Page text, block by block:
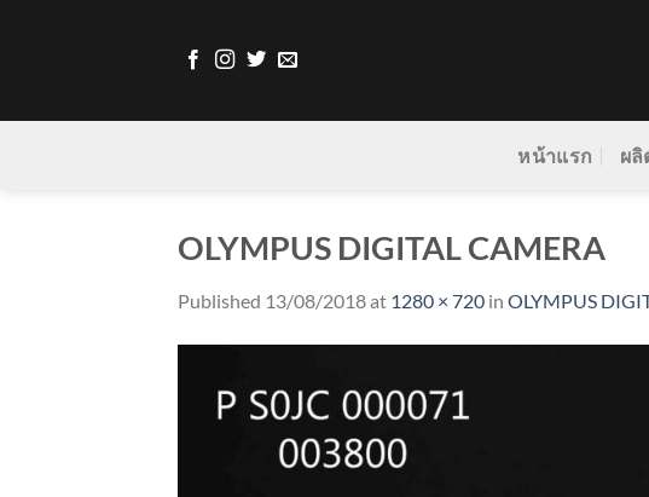
หน้าแรก ผ
OLYMPUS DIGITAL CAMERA
Published 13/08/2018at 1280 × 720 in OLYMPUS